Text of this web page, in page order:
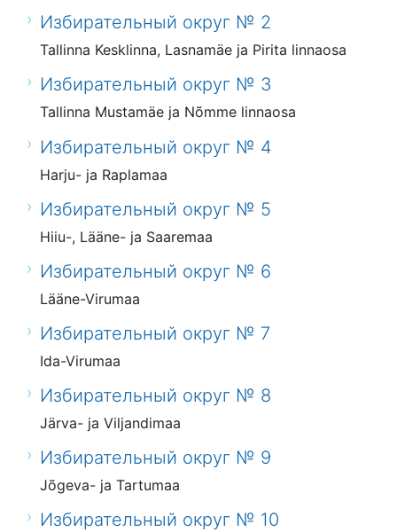
Избирательный округ № 2
Tallinna Kesklinna, Lasnamäe ja Pirita linnaosa
Избирательный округ № 3
Tallinna Mustamäe ja Nõmme linnaosa
Избирательный округ № 4
Harju- ja Raplamaa
Избирательный округ № 5
Hiiu-, Lääne- ja Saaremaa
Избирательный округ № 6
Lääne-Virumaa
Избирательный округ № 7
Ida-Virumaa
Избирательный округ № 8
Järva- ja Viljandimaa
Избирательный округ № 9
Jõgeva- ja Tartumaa
Избирательный округ № 10